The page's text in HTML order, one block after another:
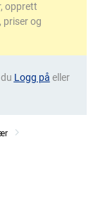
opprett
og
Logg på eller